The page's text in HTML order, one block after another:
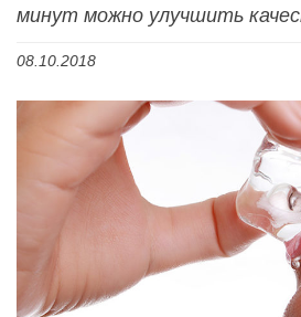
минут можно улучшить
08.10.2018